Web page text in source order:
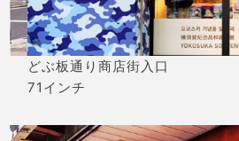
どぶ板通り商店街入口
71インチ